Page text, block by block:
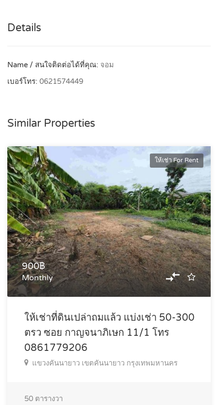
Details
Name / สนใจติดต่อได้ที่คุณ: จอม
เบอร์โทร: 0621574449
Similar Properties
ให้เช่า For Rent
900฿
Monthly
ให้เช่าที่ดินเปล่าถมแล้ว แบ่งเช่า 50-300
ตรว ซอย กาญจนาภิเษก 11/1 โทร
0861779206
แขวงคันนายาว เขตคันนายาว กรุงเทพมหานคร
50 ตารางวา